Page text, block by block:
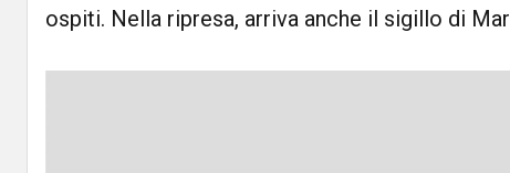
ospiti. Nella ripresa, arriva anche il sigillo di